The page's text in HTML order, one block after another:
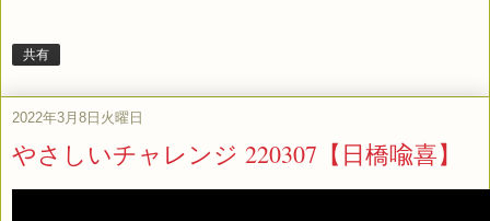
共有
2022年3月8日火曜日
やさしいチャレンジ 220307【日橋喩喜】